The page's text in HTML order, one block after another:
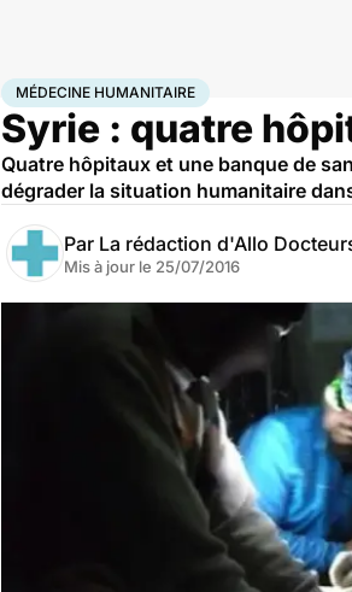
AccueilSanté UrgencesMédecine humanitaire
MÉDECINE HUMANITAIRE
Syrie : quatre
Quatre hôpitaux et une banque de
dégrader la situation humanitaire
Par La rédaction d'Allo
Mis à jour le 25/07/2016